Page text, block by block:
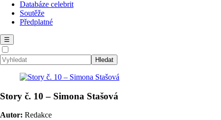
Databáze celebrit
Soutěže
Předplatné
☰
Story č. 10 – Simona Stašová
Autor: Redakce